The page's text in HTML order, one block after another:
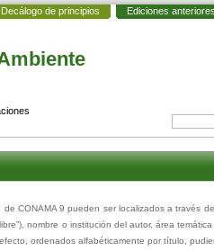
Decálogo de principios Ediciones anteriores
CONAMA 9 pueden ser localizados a través
nombre o institución del autor, área
ordenados alfabéticamente por título,